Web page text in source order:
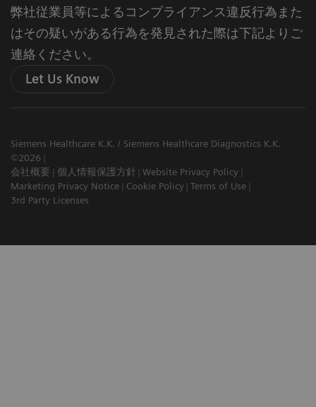
弊社従業員等によるコンプライアンス違反行為また
はその疑いがある行為を発見された際は下記よりご
連絡ください。
Let Us Know
Siemens Healthcare K.K. / Siemens Healthcare Diagnostics K.K.
©2026
会社概要
個人情報保護方針
Website Privacy Policy
Marketing Privacy Notice
Cookie Policy Terms of Use
3rd Party Licenses